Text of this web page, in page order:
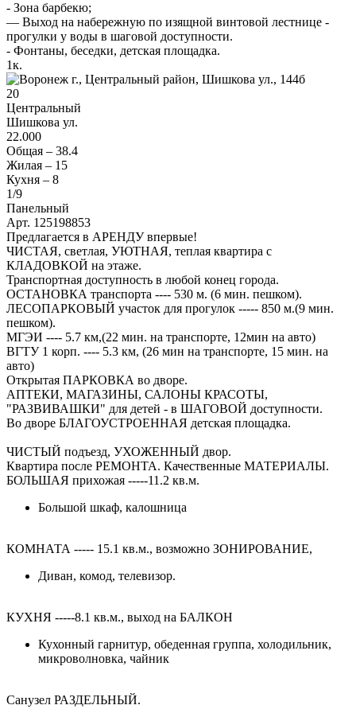
- Зона барбекю;
— Выход на набережную по изящной винтовой лестнице -
прогулки у воды в шаговой доступности.
- Фонтаны, беседки, детская площадка.
1к.
20
Центральный
Шишкова ул.
22.000
Общая – 38.4
Жилая – 15
Кухня – 8
1/9
Панельный
Арт. 125198853
Предлагается в АРЕНДУ впервые!
ЧИСТАЯ, светлая, УЮТНАЯ, теплая квартира с
КЛАДОВКОЙ на этаже.
Транспортная доступность в любой конец города.
ОСТАНОВКА транспорта ---- 530 м. (6 мин. пешком).
ЛЕСОПАРКОВЫЙ участок для прогулок ----- 850 м.(9 мин.
пешком).
МГЭИ ---- 5.7 км,(22 мин. на транспорте, 12мин на авто)
ВГТУ 1 корп. ---- 5.3 км, (26 мин на транспорте, 15 мин. на
авто)
Открытая ПАРКОВКА во дворе.
АПТЕКИ, МАГАЗИНЫ, САЛОНЫ КРАСОТЫ,
"РАЗВИВАШКИ" для детей - в ШАГОВОЙ доступности.
Во дворе БЛАГОУСТРОЕННАЯ детская площадка.
ЧИСТЫЙ подъезд, УХОЖЕННЫЙ двор.
Квартира после РЕМОНТА. Качественные МАТЕРИАЛЫ.
БОЛЬШАЯ прихожая -----11.2 кв.м.
Большой шкаф, калошница
КОМНАТА ----- 15.1 кв.м., возможно ЗОНИРОВАНИЕ,
Диван, комод, телевизор.
КУХНЯ -----8.1 кв.м., выход на БАЛКОН
Кухонный гарнитур, обеденная группа, холодильник,
микроволновка, чайник
Санузел РАЗДЕЛЬНЫЙ.